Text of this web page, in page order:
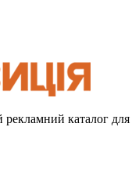
рекламний каталог для